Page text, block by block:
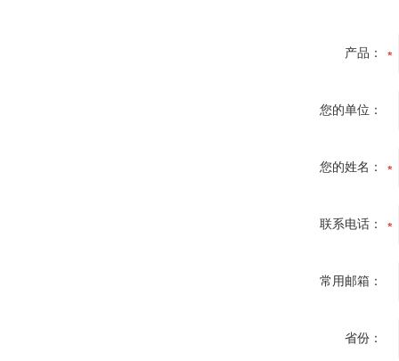
产品：
您的单位：
您的姓名：
联系电话：
常用邮箱：
省份：